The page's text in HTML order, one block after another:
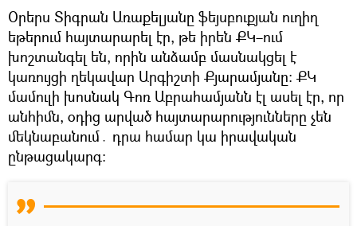
Օրերս Տիգրան Առաքելյանը ֆեյսբուքյան ուղիղ
եթերում հայտարարել էր, թե իրեն ՔԿ–ում
խոշտանգել են, որին անձամբ մասնակցել է
կառույցի ղեկավար Արգիշտի Քյարամյանը: ՔԿ
մամուլի խոսնակ Գոռ Աբրահամյանն էլ ասել էր, որ
անհիմն, օդից արված հայտարարությունները չեն
մեկնաբանում․ դրա համար կա իրավական
ընթացակարգ։